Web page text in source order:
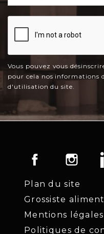
Vous pouvez vous
pour cela nos informations
d'utilisation du site.
Facebook
Plan du site
Grossiste
Mentions légales
Politiques de